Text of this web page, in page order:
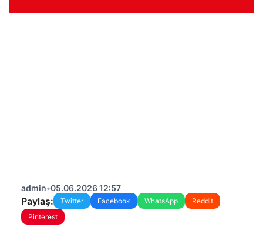
admin•05.06.2026 12:57
Paylaş: Twitter Facebook WhatsApp
Reddit
Pinterest